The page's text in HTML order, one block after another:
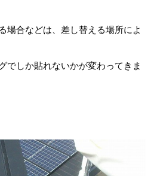
場合などは、差し替える場所によ
でしか貼れないかが変わってきま